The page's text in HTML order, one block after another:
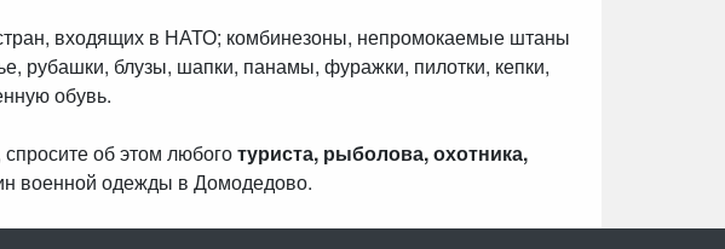
входящих в НАТО; комбинезоны, непромокаемые штаны
рубашки, блузы, шапки, панамы, фуражки, пилотки, кепки,
обувь.
об этом любоготуриста, рыболова, охотника,
военной одежды в Домодедово.